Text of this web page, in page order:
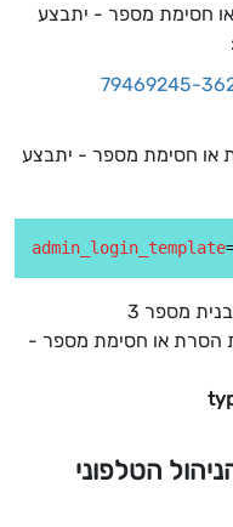
חסימת מספר - יתבצע
או חסימת מספר - יתבצע
admin_login_template
מספר 3
הסרת או חסימת מספר -
הטלפוני